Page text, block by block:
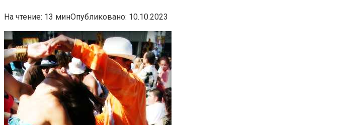
На чтение: 13 минОпубликовано: 10.10.2023